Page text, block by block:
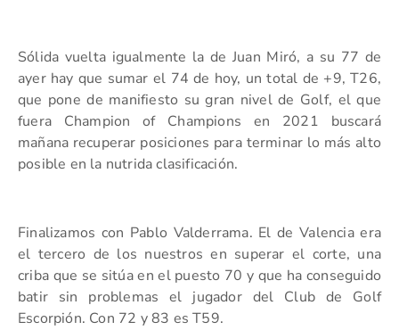
Sólida vuelta igualmente la de Juan Miró, a su 77 de
ayer hay que sumar el 74 de hoy, un total de +9, T26,
que pone de manifiesto su gran nivel de Golf, el que
fuera Champion of Champions en 2021 buscará
mañana recuperar posiciones para terminar lo más alto
posible en la nutrida clasificación.
Finalizamos con Pablo Valderrama. El de Valencia era
el tercero de los nuestros en superar el corte, una
criba que se sitúa en el puesto 70 y que ha conseguido
batir sin problemas el jugador del Club de Golf
Escorpión. Con 72 y 83 es T59.